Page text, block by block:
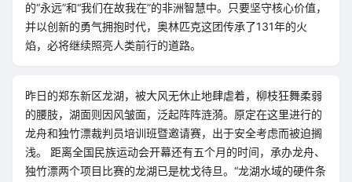
的“永远”和“我们在故我在”的非洲智慧中。只要坚守核心价值，
并以创新的勇气拥抱时代，奥林匹克这团传承了131年的火
焰，必将继续照亮人类前行的道路。
昨日的郑东新区龙湖，被大风无休止地肆虐着，柳枝狂舞柔弱
的腰肢，湖面则因风皱面，泛起阵阵涟漪。原定在这里进行的
龙舟和独竹漂裁判员培训班暨邀请赛，出于安全考虑而被迫搁
浅。 距离全国民族运动会开幕还有五个月的时间，承办龙舟、
独竹漂两个项目比赛的龙湖已是枕戈待旦。“龙湖水域的硬件条